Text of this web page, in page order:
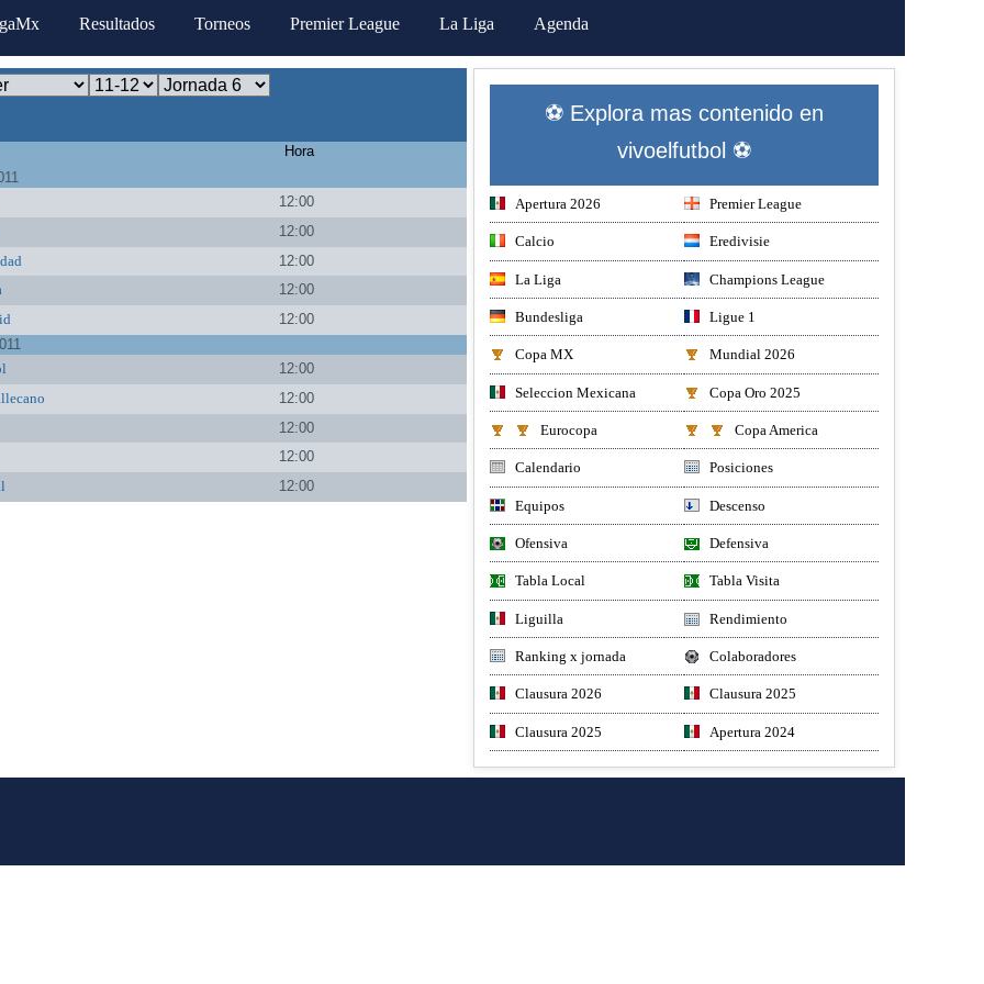
Resultados Torneos Premier League La Liga Agenda
Hora
12:00
12:00
12:00
12:00
12:00
12:00
12:00
12:00
12:00
12:00
⚽ Explora mas contenido en
vivoelfutbol ⚽
Apertura 2026 Premier League
Calcio Eredivisie
La Liga Champions League
Bundesliga Ligue 1
Copa MX Mundial 2026
Seleccion Mexicana Copa Oro 2025
Eurocopa Copa America
Calendario Posiciones
Equipos Descenso
Ofensiva Defensiva
Tabla Local Tabla Visita
Liguilla Rendimiento
Ranking x jornada Colaboradores
Clausura 2026 Clausura 2025
Clausura 2025 Apertura 2024